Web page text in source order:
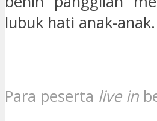
lubuk hati anak-anak.
Para peserta live in